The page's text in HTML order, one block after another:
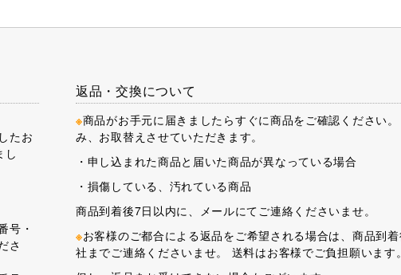
たお
し
号・
さ
返品・交換について
※商品がお手元に届きましたらすぐに商品をご確認ください
み、お取替えさせていただきます。
・申し込まれた商品と届いた商品が異なっている場合
・損傷している、汚れている商品
商品到着後7日以内に、メールにてご連絡くださいませ。
※お客様のご都合による返品をご希望される場合は、商品到
社までご連絡くださいませ。 送料はお客様でご負担願います。